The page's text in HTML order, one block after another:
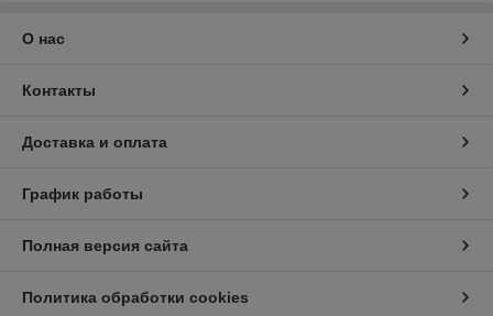
О нас
Контакты
Доставка и оплата
График работы
Полная версия сайта
Политика обработки cookies